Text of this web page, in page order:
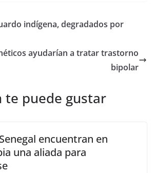
indígena, degradados por
ayudarían a tratar trastorno
bipolar
te puede gustar
encuentran en
una aliada para